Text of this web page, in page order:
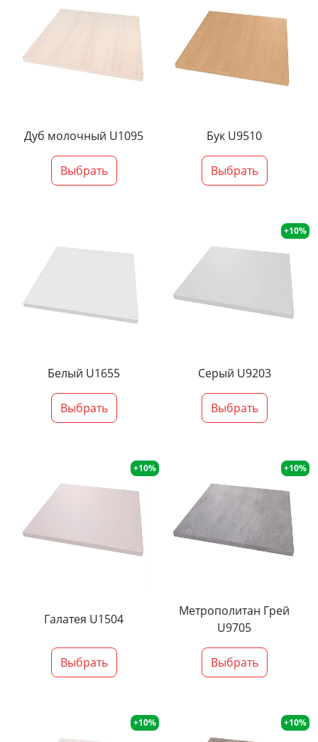
Дуб молочный U1095
Выбрать
Бук U9510
Выбрать
Белый U1655
Выбрать
+10%
Серый U9203
Выбрать
+10%
Галатея U1504
Выбрать
+10%
Метрополитан Грей
U9705
Выбрать
+10% +10%